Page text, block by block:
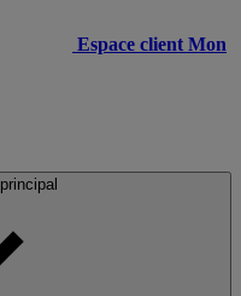
Espace client Mon